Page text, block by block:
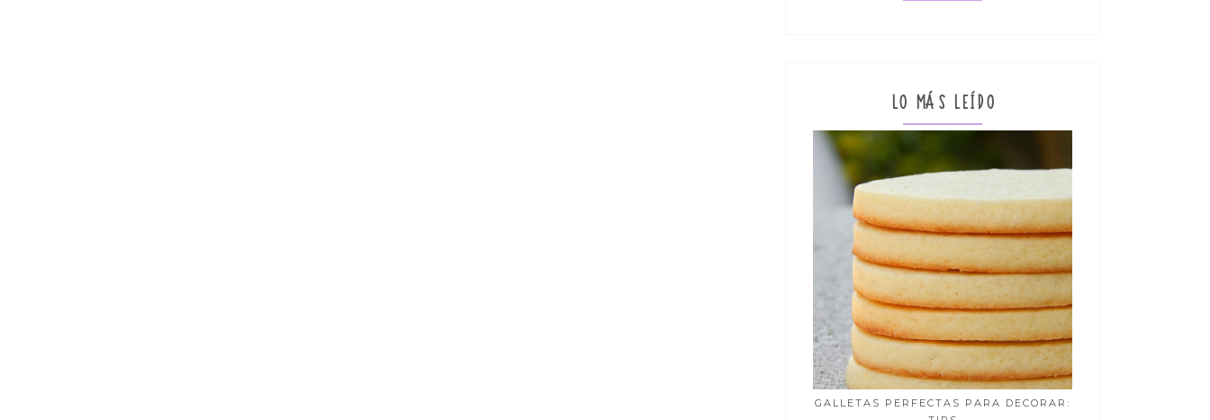
LO MÁS LEÍDO
GALLETAS PERFECTAS PARA DECORAR: